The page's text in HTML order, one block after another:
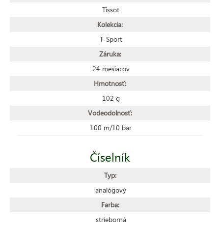
Tissot
Kolekcia:
T-Sport
Záruka:
24 mesiacov
Hmotnosť:
102 g
Vodeodolnosť:
100 m/10 bar
Číselník
Typ:
analógový
Farba:
strieborná